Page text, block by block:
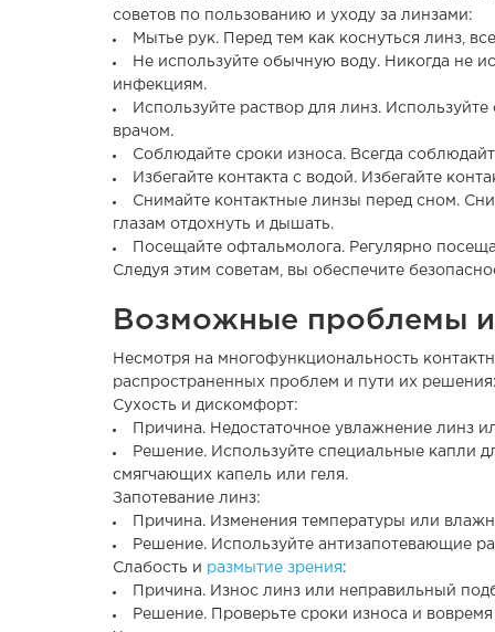
советов по пользованию и уходу за линзами:
Мытье рук. Перед тем как коснуться линз,
Не используйте обычную воду. Никогда не
инфекциям.
Используйте раствор для линз.
врачом.
Соблюдайте сроки износа. Всегда
Избегайте контакта с водой. Избегайте
Снимайте контактные линзы перед сном.
глазам отдохнуть и дышать.
Посещайте офтальмолога. Регулярно
Следуя этим советам, вы обеспечите
Возможные проблемы
Несмотря на многофункциональность
распространенных проблем и пути их
Сухость и дискомфорт:
Причина. Недостаточное увлажнение линз
Решение. Используйте специальные капли
смягчающих капель или геля.
Запотевание линз:
Причина. Изменения температуры или
Решение. Используйте антизапотевающие
Слабость и размытие зрения:
Причина. Износ линз или неправильный
Решение. Проверьте сроки износа и